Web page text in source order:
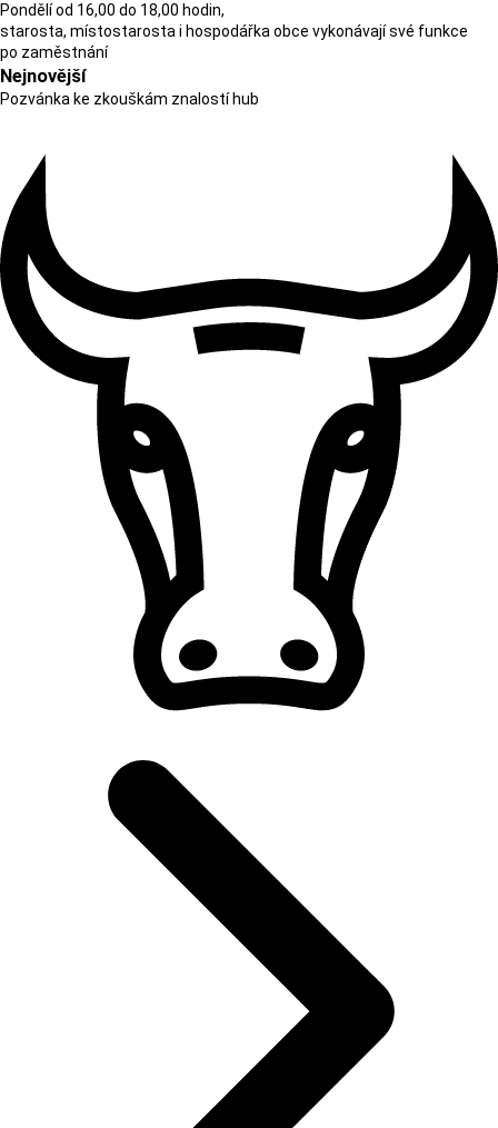
Pondělí od 16,00 do 18,00 hodin,
starosta, místostarosta i hospodářka obce vykonávají své funkce
po zaměstnání
Nejnovější
Pozvánka ke zkouškám znalostí hub